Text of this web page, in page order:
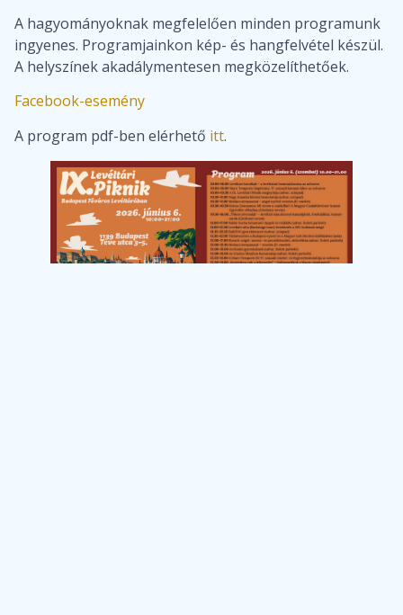
A hagyományoknak megfelelően minden programunk
ingyenes. Programjainkon kép- és hangfelvétel készül.
A helyszínek akadálymentesen megközelíthetőek.
Facebook-esemény
A program pdf-ben elérhető itt.